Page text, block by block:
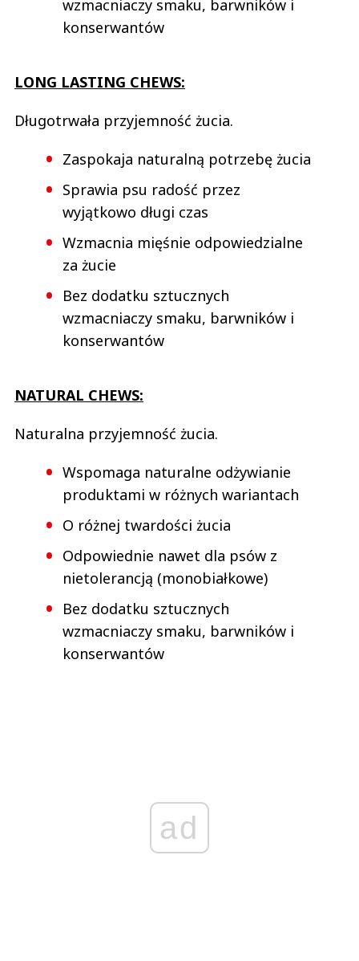
wzmacniaczy smaku, barwników i
konserwantów
LONG LASTING CHEWS:
Długotrwała przyjemność żucia.
Zaspokaja naturalną potrzebę żucia
Sprawia psu radość przez
wyjątkowo długi czas
Wzmacnia mięśnie odpowiedzialne
za żucie
Bez dodatku sztucznych
wzmacniaczy smaku, barwników i
konserwantów
NATURAL CHEWS:
Naturalna przyjemność żucia.
Wspomaga naturalne odżywianie
produktami w różnych wariantach
O różnej twardości żucia
Odpowiednie nawet dla psów z
nietolerancją (monobiałkowe)
Bez dodatku sztucznych
wzmacniaczy smaku, barwników i
konserwantów
ad